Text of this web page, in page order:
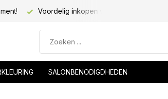
Voordelig inkopen voor kapsalons!
SALONBENODIGDHEDEN